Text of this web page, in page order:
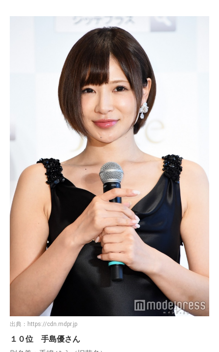
出典： https://cdn.mdpr.jp
１０位 手島優さん